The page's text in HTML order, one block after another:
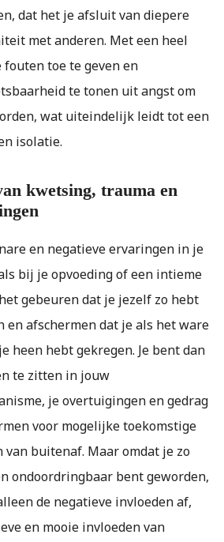
dat het je afsluit van diepere
met anderen. Met een heel
toe te geven en
te tonen uit angst om
wat uiteindelijk leidt tot een
isolatie.
kwetsing, trauma en
en negatieve ervaringen in je
bij je opvoeding of een intieme
gebeuren dat je jezelf zo hebt
en afschermen dat je als het ware
heen hebt gekregen. Je bent dan
te zitten in jouw
je overtuigingen en gedrag
voor mogelijke toekomstige
van buitenaf. Maar omdat je zo
ondoordringbaar bent geworden,
de negatieve invloeden af,
en mooie invloeden van